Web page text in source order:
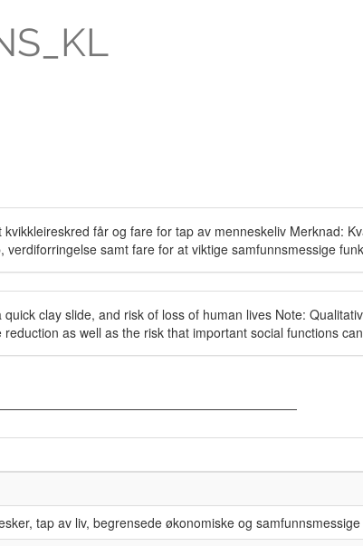
får og fare for tap av menneskeliv Merknad:
samt fare for at viktige samfunnsmessige
clay slide, and risk of loss of human lives Note:
as well as the risk that important social functions
tap av liv, begrensede økonomiske og